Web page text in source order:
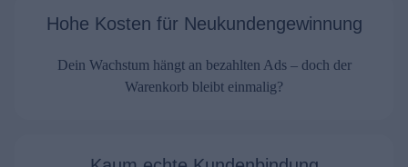
Hohe Kosten für Neukundengewinnung
Dein Wachstum hängt an bezahlten Ads – doch der
Warenkorb bleibt einmalig?